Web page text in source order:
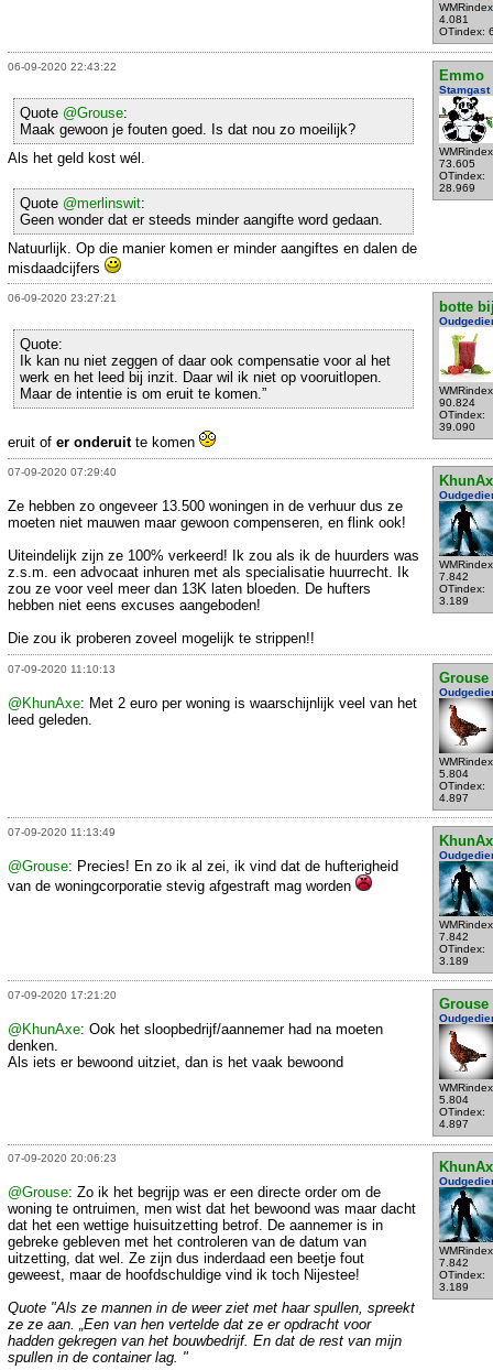
4.081
OTindex:
06-09-2020 22:43:22
Emmo
Stamgast
73.605
OTindex:
28.969
Quote @Grouse:
Maak gewoon je fouten goed. Is dat nou zo moeilijk?
Als het geld kost wél.
Quote @merlinswit:
Geen wonder dat er steeds minder aangifte word gedaan.
Natuurlijk. Op die manier komen er minder aangiftes en dalen de
misdaadcijfers
06-09-2020 23:27:21
botte
90.824
OTindex:
39.090
Quote:
Ik kan nu niet zeggen of daar ook compensatie voor al het
werk en het leed bij inzit. Daar wil ik niet op vooruitlopen.
Maar de intentie is om eruit te komen.”
eruit of er onderuitte komen
07-09-2020 07:29:40
7.842
OTindex:
3.189
Ze hebben zo ongeveer 13.500 woningen in de verhuur dus ze
moeten niet mauwen maar gewoon compenseren, en flink ook!
Uiteindelijk zijn ze 100% verkeerd! Ik zou als ik de huurders was
z.s.m. een advocaat inhuren met als specialisatie huurrecht. Ik
zou ze voor veel meer dan 13K laten bloeden. De hufters
hebben niet eens excuses aangeboden!
Die zou ik proberen zoveel mogelijk te strippen!!
07-09-2020 11:10:13
Grouse
5.804
OTindex:
4.897
@KhunAxe: Met 2 euro per woning is waarschijnlijk veel van het
leed geleden.
07-09-2020 11:13:49
7.842
OTindex:
3.189
@Grouse: Precies! En zo ik al zei, ik vind dat de hufterigheid
van de woningcorporatie stevig afgestraft mag worden
07-09-2020 17:21:20
Grouse
5.804
OTindex:
4.897
@KhunAxe: Ook het sloopbedrijf/aannemer had na moeten
denken.
Als iets er bewoond uitziet, dan is het vaak bewoond
07-09-2020 20:06:23
7.842
OTindex:
3.189
@Grouse: Zo ik het begrijp was er een directe order om de
woning te ontruimen, men wist dat het bewoond was maar dacht
dat het een wettige huisuitzetting betrof. De aannemer is in
gebreke gebleven met het controleren van de datum van
uitzetting, dat wel. Ze zijn dus inderdaad een beetje fout
geweest, maar de hoofdschuldige vind ik toch Nijestee!
Quote "Als ze mannen in de weer ziet met haar spullen, spreekt
ze ze aan. „Een van hen vertelde dat ze er opdracht voor
hadden gekregen van het bouwbedrijf. En dat de rest van mijn
spullen in de container lag. "